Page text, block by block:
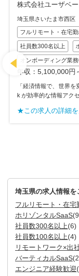
株式会社ユーザベ
埼玉県さいたま市西区
フルリモート・在宅
社員数300名以上
オンボーディング業
年収：5,100,000円
「経済情報で、世界
k が効率的な情報アク
★この求人の詳細
埼玉県の求人情報
フルリモート・在宅
ホリゾンタルSaaS
社員数300名以上(6)
社員数100名以上(4)
リモートワーク×出
バーティカルSaaS
エンジニア経験歓迎